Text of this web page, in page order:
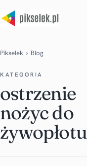
Pikselek › Blog
KATEGORIA
ostrzenie
nożyc do
żywopłotu